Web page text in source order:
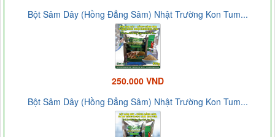
Bột Sâm Dây (Hồng Đẳng Sâm) Nhật Trường Kon Tum...
250.000 VND
Bột Sâm Dây (Hồng Đẳng Sâm) Nhật Trường Kon Tum...